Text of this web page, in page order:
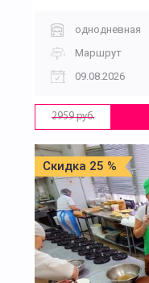
однодневная
Маршрут
09.08.2026
2959 руб.
Скидка 25 %